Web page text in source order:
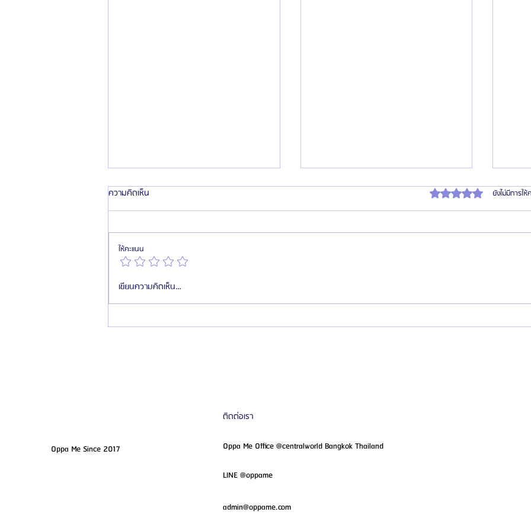
รีวิว: ศัลยกรรมเสริมหน้าอก แก้อกแฟบ
เป็นอกฟู | โรงพยาบาลศัลยกรรมวอน
แบบ โรงพยาบาลศัลยกรรมบราวน์ (
ให้มั่น
ความคิดเห็น ได้รับ 0 เต็ม 5 ดาวยังไม่มีการให้
ให้คะแนน
เขียนความคิดเห็น…
Oppa Me Since 2017
ติดต่อเรา
Oppa Me Office @centralworld Bangkok Thailand
LINE @oppame
admin@oppame.com